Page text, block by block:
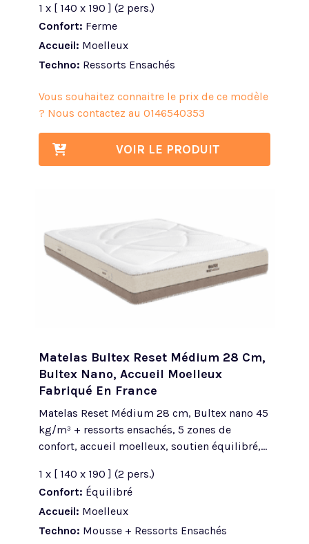
1 x [ 140 x 190 ] (2 pers.)
Confort: Ferme
Accueil: Moelleux
Techno: Ressorts Ensachés
Vous souhaitez connaitre le prix de ce modèle
? Nous contactez au 0146540353
VOIR LE PRODUIT
Matelas Bultex Reset Médium 28 Cm,
Bultex Nano, Accueil Moelleux
Fabriqué En France
Matelas Reset Médium 28 cm, Bultex nano 45
kg/m³ + ressorts ensachés, 5 zones de
confort, accueil moelleux, soutien équilibré,...
1 x [ 140 x 190 ] (2 pers.)
Confort: Équilibré
Accueil: Moelleux
Techno: Mousse + Ressorts Ensachés